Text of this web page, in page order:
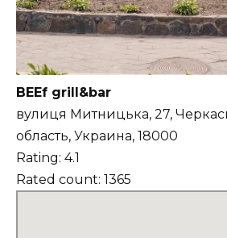
BEEf grill&bar
вулиця Митницька, 27,
область, Украина, 18000
Rating: 4.1
Rated count: 1365